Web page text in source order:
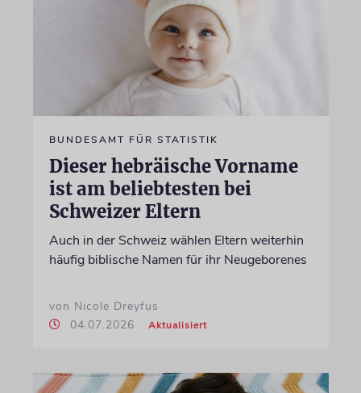
BUNDESAMT FÜR STATISTIK
Dieser hebräische Vorname
ist am beliebtesten bei
Schweizer Eltern
Auch in der Schweiz wählen Eltern weiterhin
häufig biblische Namen für ihr Neugeborenes
von Nicole Dreyfus
04.07.2026
Aktualisiert